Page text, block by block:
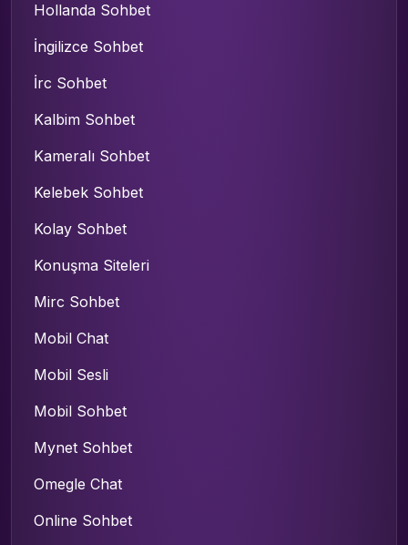
Hollanda Sohbet
İngilizce Sohbet
İrc Sohbet
Kalbim Sohbet
Kameralı Sohbet
Kelebek Sohbet
Kolay Sohbet
Konuşma Siteleri
Mirc Sohbet
Mobil Chat
Mobil Sesli
Mobil Sohbet
Mynet Sohbet
Omegle Chat
Online Sohbet